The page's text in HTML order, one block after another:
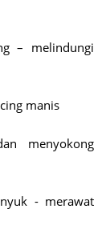
– melindungi
manis
menyokong
- merawat